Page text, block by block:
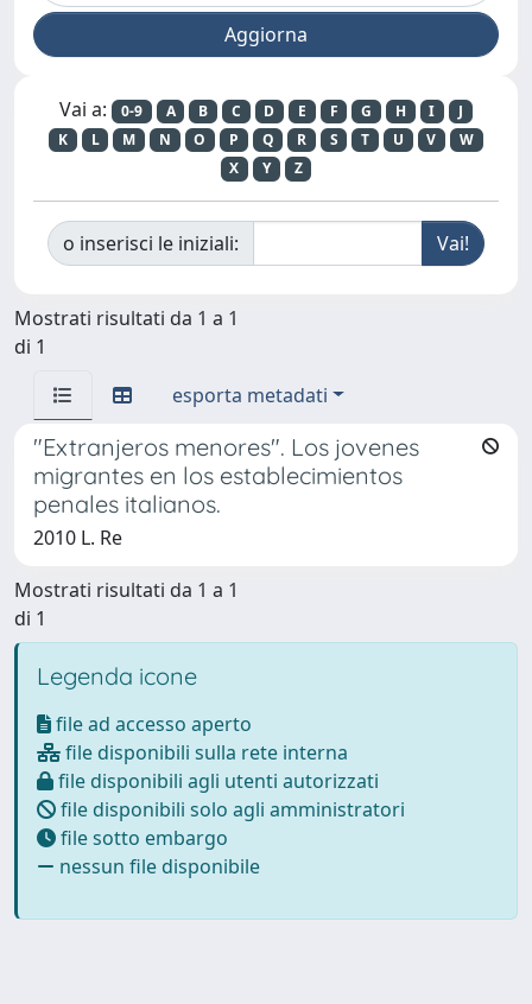
Vai a: 0-9 A B C D E F G H I
J
K
L M N O P Q R S T U V
W
X
Y Z
o inserisci le iniziali:
Mostrati risultati da 1 a 1
di 1
esporta metadati
"Extranjeros menores". Los jovenes
migrantes en los establecimientos
penales italianos.
2010 L. Re
Mostrati risultati da 1 a 1
di 1
Legenda icone
file ad accesso aperto
file disponibili sulla rete interna
file disponibili agli utenti autorizzati
file disponibili solo agli amministratori
file sotto embargo
nessun file disponibile